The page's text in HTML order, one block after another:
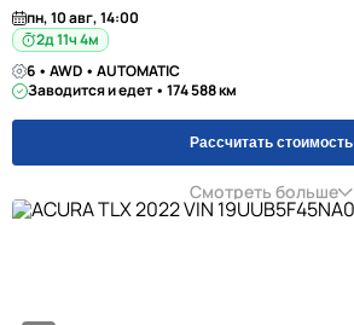
пн, 10 авг, 14:00
2д 11ч 4м
6 • AWD • AUTOMATIC
Заводится и едет • 174 588 км
Рассчитать стоимость
Смотреть больше